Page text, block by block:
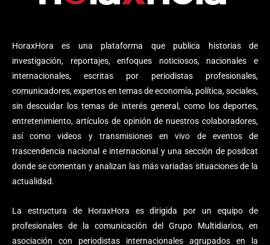
HoraxHora es una plataforma que publica historias de
investigación, reportajes, enfoques noticiosos, nacionales e
internacionales, escritas por periodistas profesionales,
comunicadores, expertos en temas de economía, política, sociales,
sin descuidar los temas de interés general, como los deportes,
entretenimiento, artículos de opinión de nuestros colaboradores,
así como videos y transmisiones en vivo de eventos de
trascendencia nacional e internacional y una sección de posdcat
donde se comentan y analizan las más variadas situaciones de la
actualidad.
La estructura de HoraxHora es dirigida por un equipo de
profesionales de la comunicación del Grupo Multidiarios, en
asociación con periodistas internacionales agrupados en la